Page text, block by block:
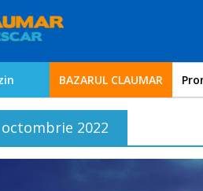
BAZARUL CLAUMAR
octombrie 2022